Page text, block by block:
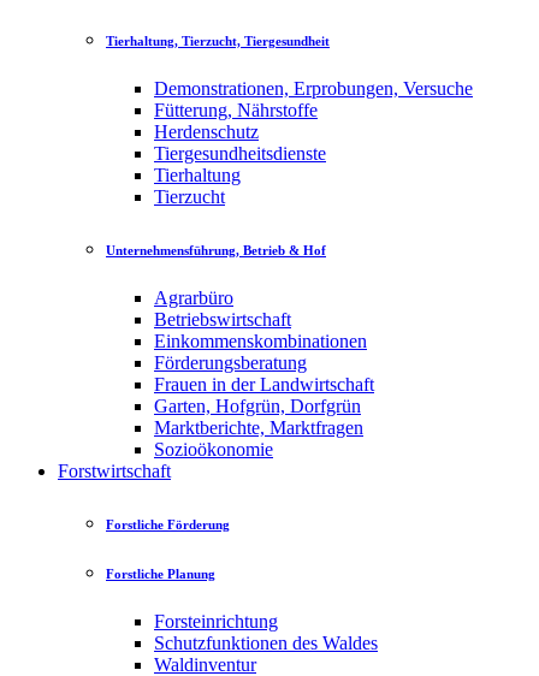
Tierhaltung, Tierzucht, Tiergesundheit
Demonstrationen, Erprobungen, Versuche
Fütterung, Nährstoffe
Herdenschutz
Tiergesundheitsdienste
Tierhaltung
Tierzucht
Unternehmensführung, Betrieb & Hof
Agrarbüro
Betriebswirtschaft
Einkommenskombinationen
Förderungsberatung
Frauen in der Landwirtschaft
Garten, Hofgrün, Dorfgrün
Marktberichte, Marktfragen
Sozioökonomie
Forstwirtschaft
Forstliche Förderung
Forstliche Planung
Forsteinrichtung
Schutzfunktionen des Waldes
Waldinventur